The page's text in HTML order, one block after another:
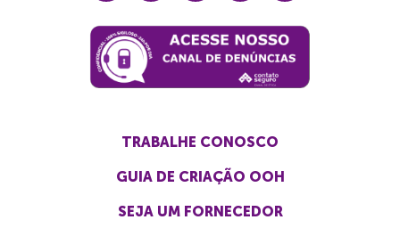
TRABALHE CONOSCO
GUIA DE CRIAÇÃO OOH
SEJA UM FORNECEDOR